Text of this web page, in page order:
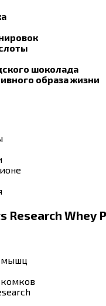
шоколада
образа жизни
Research Whey
мышц
комков